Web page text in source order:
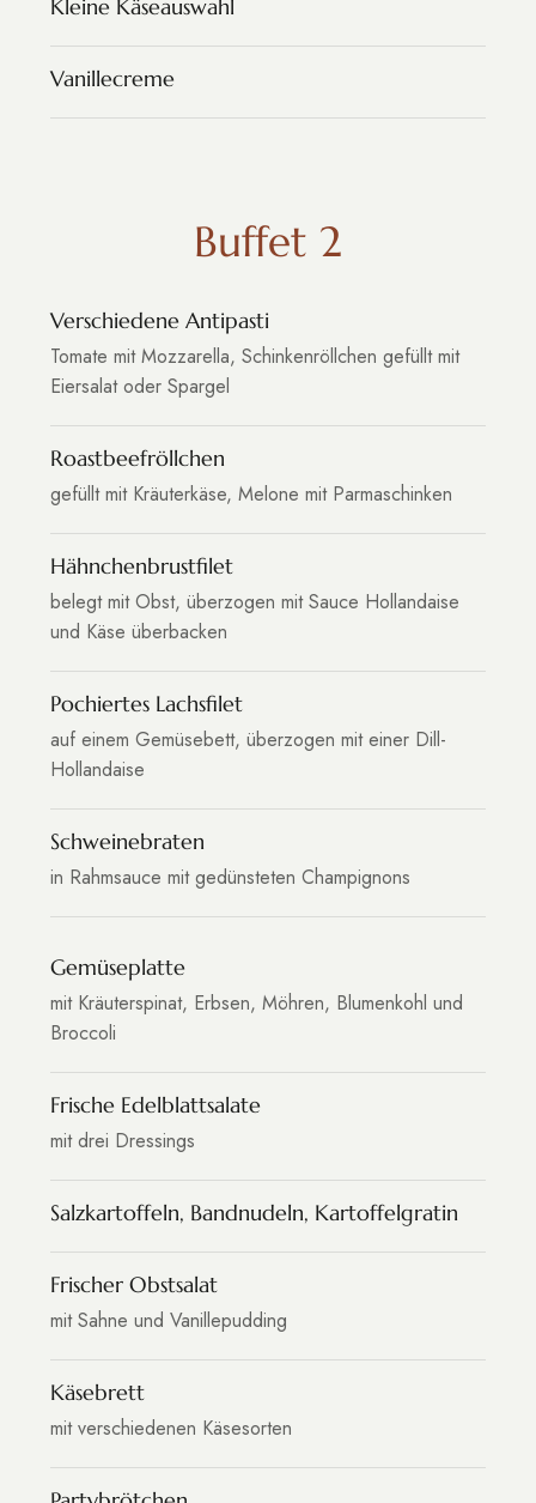
Kleine Käseauswahl
Vanillecreme
Buffet 2
Verschiedene Antipasti
Tomate mit Mozzarella, Schinkenröllchen gefüllt mit
Eiersalat oder Spargel
Roastbeefröllchen
gefüllt mit Kräuterkäse, Melone mit Parmaschinken
Hähnchenbrustfilet
belegt mit Obst, überzogen mit Sauce Hollandaise
und Käse überbacken
Pochiertes Lachsfilet
auf einem Gemüsebett, überzogen mit einer Dill-
Hollandaise
Schweinebraten
in Rahmsauce mit gedünsteten Champignons
Gemüseplatte
mit Kräuterspinat, Erbsen, Möhren, Blumenkohl und
Broccoli
Frische Edelblattsalate
mit drei Dressings
Salzkartoffeln, Bandnudeln, Kartoffelgratin
Frischer Obstsalat
mit Sahne und Vanillepudding
Käsebrett
mit verschiedenen Käsesorten